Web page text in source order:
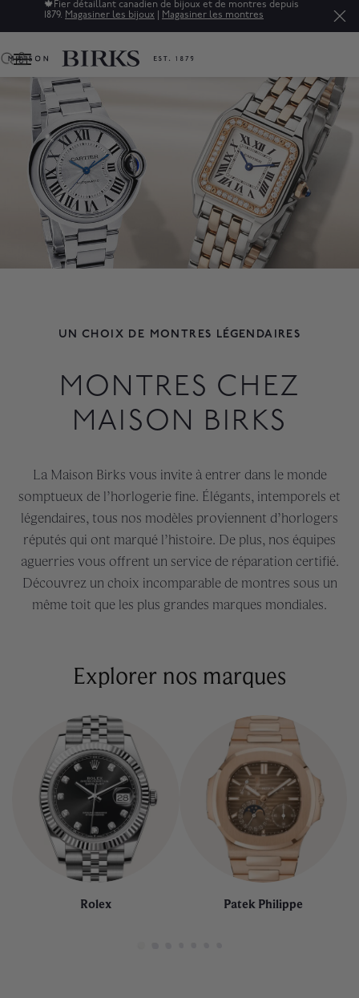
Soldes : jusqu'à 50% de rabais sur une sélection de bijoux
raffinés.*Magasiner
0
UN CHOIX DE MONTRES LÉGENDAIRES
MONTRES CHEZ
MAISON BIRKS
La Maison Birks vous invite à entrer dans le monde
somptueux de l’horlogerie fine. Élégants, intemporels et
légendaires, tous nos modèles proviennent d’horlogers
réputés qui ont marqué l’histoire. De plus, nos équipes
aguerries vous offrent un service de réparation certifié.
Découvrez un choix incomparable de montres sous un
même toit que les plus grandes marques mondiales.
Explorer nos marques
Rolex Patek Philippe